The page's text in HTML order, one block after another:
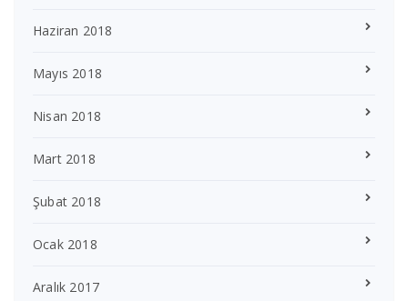
Haziran 2018
Mayıs 2018
Nisan 2018
Mart 2018
Şubat 2018
Ocak 2018
Aralık 2017